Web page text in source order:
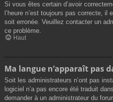
Si vous êtes certain d’avoir
l’heure n’est toujours pas correcte, il
soit erronée. Veuillez contacter un
ce problème.
Haut
Ma langue n’apparaît pas
Soit les administrateurs n’ont pas
logiciel n’a pas encore été traduit
demander à un administrateur du